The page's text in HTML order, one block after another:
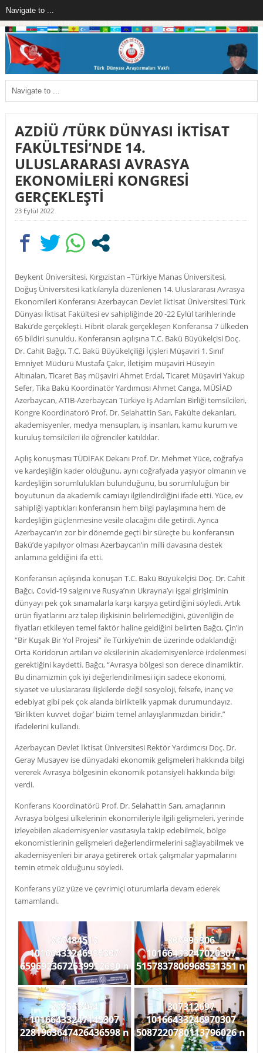
AZDİÜ /TÜRK DÜNYASI İKTİSAT
FAKÜLTESİ’NDE 14.
ULUSLARARASI AVRASYA
EKONOMİLERİ KONGRESİ
GERÇEKLEŞTİ
23 Eylül 2022
Beykent Üniversitesi, Kırgızistan –Türkiye Manas Üniversitesi,
Doğuş Üniversitesi katkılarıyla düzenlenen 14. Uluslararası Avrasya
Ekonomileri Konferansı Azerbaycan Devlet İktisat Üniversitesi Türk
Dünyası İktisat Fakültesi ev sahipliğinde 20 -22 Eylül tarihlerinde
Bakü’de gerçekleşti. Hibrit olarak gerçekleşen Konferansa 7 ülkeden
65 bildiri sunuldu. Konferansın açılışına T.C. Bakü Büyükelçisi Doç.
Dr. Cahit Bağçı, T.C. Bakü Büyükelçiliği İçişleri Müşaviri 1. Sınıf
Emniyet Müdürü Mustafa Çakır, İletişim müşaviri Hüseyin
Altınalan, Ticaret Baş müşaviri Ahmet Erdal, Ticaret Müşaviri Yakup
Sefer, Tika Bakü Koordinatör Yardımcısı Ahmet Canga, MÜSİAD
Azerbaycan, ATIB-Azerbaycan Türkiye İş Adamları Birliği temsilcileri,
Kongre Koordinatorö Prof. Dr. Selahattin Sarı, Fakülte dekanları,
akademisyenler, medya mensupları, iş insanları, kamu kurum ve
kuruluş temsilcileri ile öğrenciler katıldılar.
Açılış konuşması TÜDİFAK Dekanı Prof. Dr. Mehmet Yüce, coğrafya
ve kardeşliğin kader olduğunu, aynı coğrafyada yaşıyor olmanın ve
kardeşliğin sorumlulukları bulunduğunu, bu sorumluluğun bir
boyutunun da akademik camiayı ilgilendirdiğini ifade etti. Yüce, ev
sahipliği yaptıkları konferansın hem bilgi paylaşımına hem de
kardeşliğin güçlenmesine vesile olacağını dile getirdi. Ayrıca
Azerbaycan’ın zor bir dönemde geçti bir süreçte bu konferansın
Bakü’de yapılıyor olması Azerbaycan’ın milli davasına destek
anlamına geldiğini ifa etti.
Konferansın açılışında konuşan T.C. Bakü Büyükelçisi Doç. Dr. Cahit
Bağcı, Covid-19 salgını ve Rusya’nın Ukrayna’yı işgal girişiminin
dünyayı pek çok sınamalarla karşı karşıya getirdiğini söyledi. Artık
ürün fiyatlarını arz talep ilişkisinin belirlemediğini, güvenliğin de
fiyatları etkileyen temel faktör haline geldiğini belirten Bağcı, Çin’in
“Bir Kuşak Bir Yol Projesi” ile Türkiye’nin de üzerinde odaklandığı
Orta Koridorun artıları ve eksilerinin akademisyenlerce irdelenmesi
gerektiğini kaydetti. Bağcı, “Avrasya bölgesi son derece dinamiktir.
Bu dinamizmin çok iyi değerlendirilmesi için sadece ekonomi,
siyaset ve uluslararası ilişkilerde değil sosyoloji, felsefe, inanç ve
edebiyat gibi pek çok alanda birliktelik yapmak durumundayız.
‘Birlikten kuvvet doğar’ bizim temel anlayışlarımızdan biridir.”
ifadelerini kullandı.
Azerbaycan Devlet İktisat Üniversitesi Rektör Yardımcısı Doç. Dr.
Geray Musayev ise dünyadaki ekonomik gelişmeleri hakkında bilgi
vererek Avrasya bölgesinin ekonomik potansiyeli hakkında bilgi
verdi.
Konferans Koordinatörü Prof. Dr. Selahattin Sarı, amaçlarının
Avrasya bölgesi ülkelerinin ekonomileriyle ilgili gelişmeleri, yerinde
izleyebilen akademisyenler vasıtasıyla takip edebilmek, bölge
ekonomistlerinin gelişmeleri değerlendirmelerini sağlayabilmek ve
akademisyenleri bir araya getirerek ortak çalışmalar yapmalarını
temin etmek olduğunu söyledi.
Konferans yüz yüze ve çevrimiçi oturumlarla devam ederek
tamamlandı.
307484513
10166433246995307
6596923672539932690 n
307995306
10166433247020307
5157837806968531351 n
308555464
10166433247145307
2281963647426436598 n
307312697
10166433246970307
5087220780113796026 n